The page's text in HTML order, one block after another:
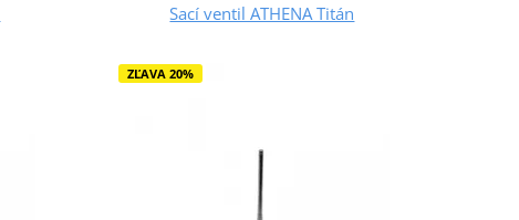
Sací ventil ATHENA Titán
ZĽAVA 20%